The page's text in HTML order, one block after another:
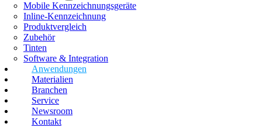
Mobile Kennzeichnungsgeräte
Inline-Kennzeichnung
Produktvergleich
Zubehör
Tinten
Software & Integration
Anwendungen
Materialien
Branchen
Service
Newsroom
Kontakt